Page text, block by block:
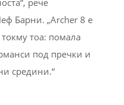
Барни. „Archer 8 е
тоа: помала
под пречки и
средини.“